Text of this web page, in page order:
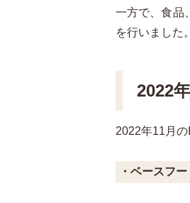
一方で、食品
を行いました。
2022
2022年11月
・ベースフ